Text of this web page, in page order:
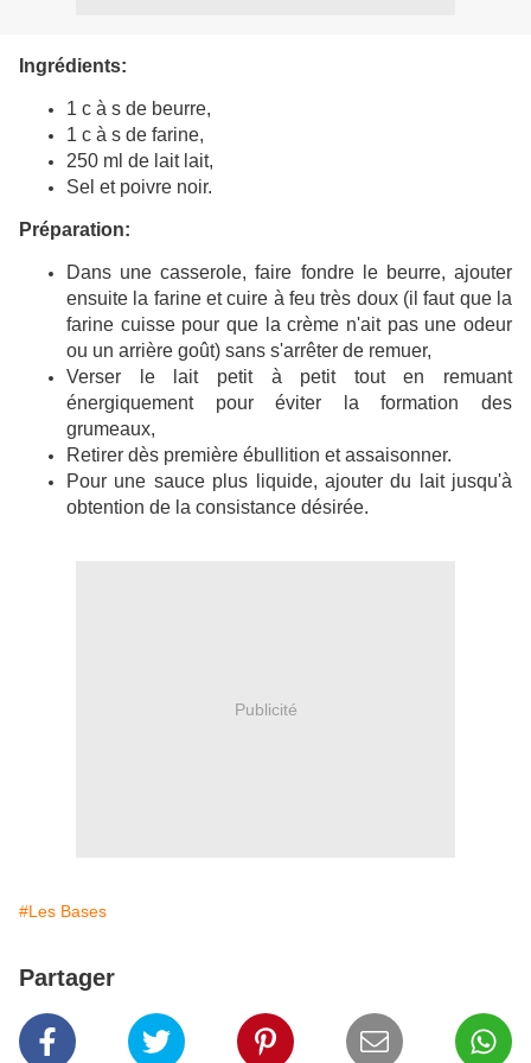
Ingrédients:
1 c à s de beurre,
1 c à s de farine,
250 ml de lait lait,
Sel et poivre noir.
Préparation:
Dans une casserole, faire fondre le beurre, ajouter
ensuite la farine et cuire à feu très doux (il faut que la
farine cuisse pour que la crème n'ait pas une odeur
ou un arrière goût) sans s'arrêter de remuer,
Verser le lait petit à petit tout en remuant
énergiquement pour éviter la formation des
grumeaux,
Retirer dès première ébullition et assaisonner.
Pour une sauce plus liquide, ajouter du lait jusqu'à
obtention de la consistance désirée.
Publicité
#Les Bases
Partager